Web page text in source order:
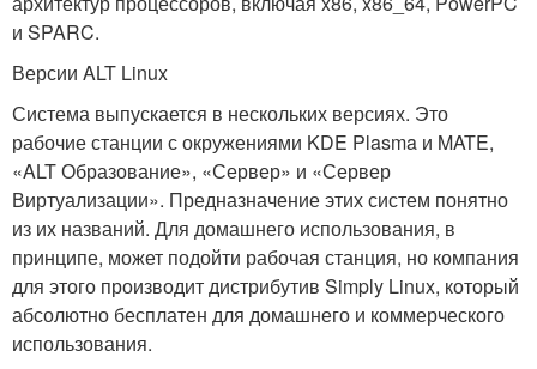
и SPARC.
Версии ALT Linux
Система выпускается в нескольких версиях. Это
рабочие станции с окружениями KDE Plasma и MATE,
«ALT Образование», «Сервер» и «Сервер
Виртуализации». Предназначение этих систем понятно
из их названий. Для домашнего использования, в
принципе, может подойти рабочая станция, но компания
для этого производит дистрибутив Simply Linux, который
абсолютно бесплатен для домашнего и коммерческого
использования.